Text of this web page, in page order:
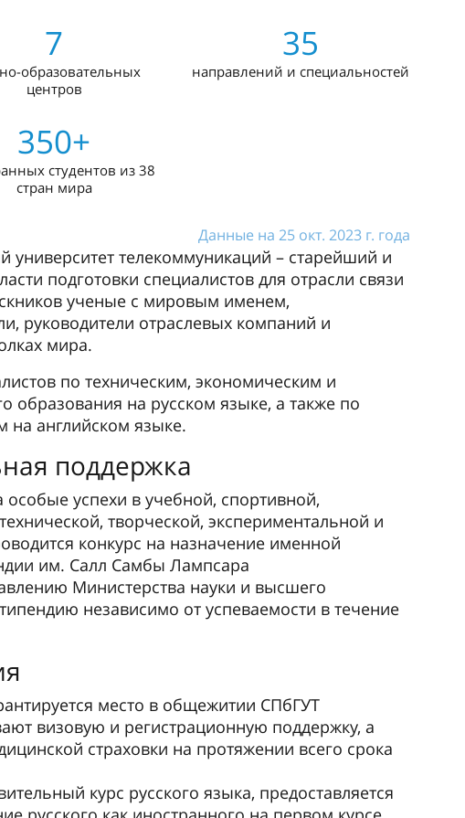
7
образовательных
центров
35
направлений и специальностей
350+
студентов из 38
стран мира
Данные на 25 окт. 2023 г. года
университет телекоммуникаций – старейший и
подготовки специалистов для отрасли связи
ученые с мировым именем,
руководители отраслевых компаний и
мира.
по техническим, экономическим и
на русском языке, а также по
на английском языке.
поддержка
успехи в учебной, спортивной,
творческой, экспериментальной и
конкурс на назначение именной
им. Салл Самбы Лампсара
Министерства науки и высшего
независимо от успеваемости в течение
место в общежитии СПбГУТ
визовую и регистрационную поддержку, а
страховки на протяжении всего срока
курс русского языка, предоставляется